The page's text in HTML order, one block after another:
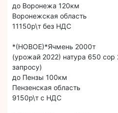
до Воронежа 120км
Воронежская область
11150р\т без НДС
*(НОВОЕ)*Ячмень 2000т
(урожай 2022) натура 650 сор
запросу)
до Пензы 100км
Пензенская область
9150р\т с НДС